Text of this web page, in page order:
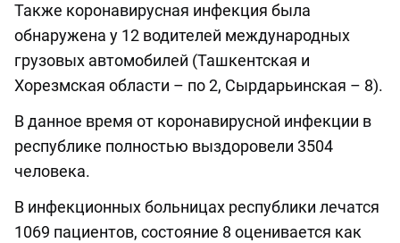
Также коронавирусная инфекция была
обнаружена у 12 водителей международных
грузовых автомобилей (Ташкентская и
Хорезмская области – по 2, Сырдарьинская – 8).
В данное время от коронавирусной инфекции в
республике полностью выздоровели 3504
человека.
В инфекционных больницах республики лечатся
1069 пациентов, состояние 8 оценивается как